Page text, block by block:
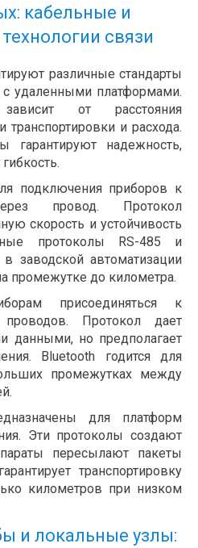
кабельные и
связи
различные стандарты
удаленными платформами.
от расстояния
транспортировки и расхода.
гарантируют надежность,
подключения приборов к
провод. Протокол
скорость и устойчивость
протоколы RS-485 и
заводской автоматизации
промежутке до километра.
присоединяться к
Протокол дает
данными, но предполагает
Bluetooth годится для
промежутках между
для платформ
Эти протоколы создают
пересылают пакеты
транспортировку
километров при низком
и локальные узлы: